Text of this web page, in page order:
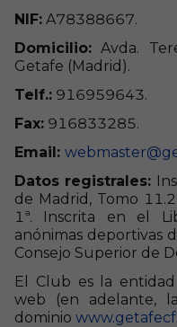
NIF: A78388667.
Domicilio: Avda.
Getafe (Madrid).
Telf.: 916959643.
Fax: 916833285.
Email:
Datos registrales:
de Madrid, Tomo
1ª. Inscrita en el
anónimas deportivas
Consejo Superior de
El Club es la
web (en adelante,
dominio